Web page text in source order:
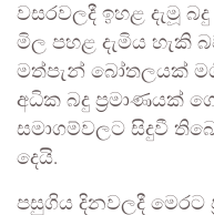
වසරවලදී ඉහළ දැමූ
මිල පහළ දැමිය හැකි
මත්පැන් බෝතලයක්
අධික බදු ප්‍රමාණයක්
සමාගම්වලට සිදුවී
දෙයි.
පසුගිය දිනවලදී මෙරට